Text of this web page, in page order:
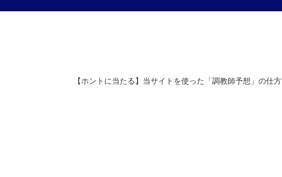
【ホントに当たる】当サイトを使った「調教師予想」の仕方